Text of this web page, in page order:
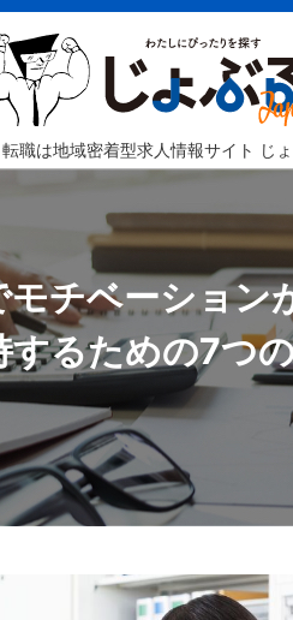
職は地域密着型求人情報サイト じ
モチベーション
するための7つ